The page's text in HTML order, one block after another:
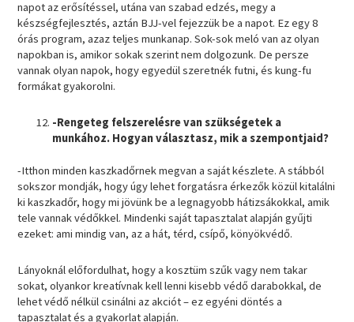
napot az erősítéssel, utána van szabad edzés, megy a
készségfejlesztés, aztán BJJ-vel fejezzük be a napot. Ez egy 8
órás program, azaz teljes munkanap. Sok-sok meló van az olyan
napokban is, amikor sokak szerint nem dolgozunk. De persze
vannak olyan napok, hogy egyedül szeretnék futni, és kung-fu
formákat gyakorolni.
-Rengeteg felszerelésre van szükségetek a
munkához. Hogyan választasz, mik a szempontjaid?
-Itthon minden kaszkadőrnek megvan a saját készlete. A stábból
sokszor mondják, hogy úgy lehet forgatásra érkezők közül kitalálni
ki kaszkadőr, hogy mi jövünk be a legnagyobb hátizsákokkal, amik
tele vannak védőkkel. Mindenki saját tapasztalat alapján gyűjti
ezeket: ami mindig van, az a hát, térd, csípő, könyökvédő.
Lányoknál előfordulhat, hogy a kosztüm szűk vagy nem takar
sokat, olyankor kreatívnak kell lenni kisebb védő darabokkal, de
lehet védő nélkül csinálni az akciót – ez egyéni döntés a
tapasztalat és a gyakorlat alapján.